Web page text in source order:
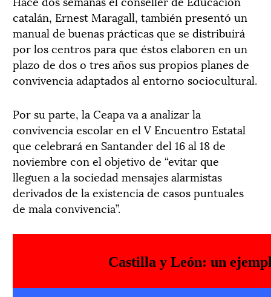
catalán, Ernest Maragall, también presentó un
manual de buenas prácticas que se distribuirá
por los centros para que éstos elaboren en un
plazo de dos o tres años sus propios planes de
convivencia adaptados al entorno sociocultural.
Por su parte, la Ceapa va a analizar la
convivencia escolar en el V Encuentro Estatal
que celebrará en Santander del 16 al 18 de
noviembre con el objetivo de “evitar que
lleguen a la sociedad mensajes alarmistas
derivados de la existencia de casos puntuales
de mala convivencia”.
Castilla y León: un